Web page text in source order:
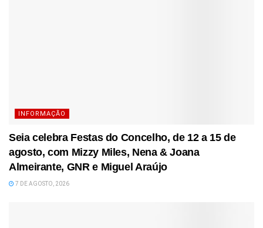
INFORMAÇÃO
Seia celebra Festas do Concelho, de 12 a 15 de
agosto, com Mizzy Miles, Nena & Joana
Almeirante, GNR e Miguel Araújo
7 DE AGOSTO, 2026